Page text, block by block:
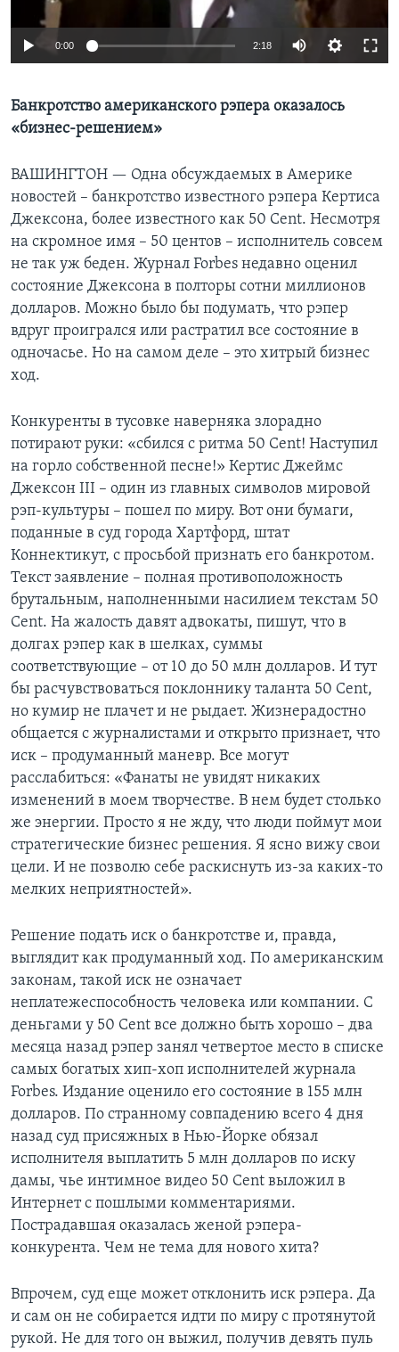
Learning English
0:00 2:18
Банкротство американского рэпера оказалось
«бизнес-решением»
ВАШИНГТОН — Одна обсуждаемых в Америке
новостей – банкротство известного рэпера Кертиса
Джексона, более известного как 50 Cent. Несмотря
на скромное имя – 50 центов – исполнитель совсем
не так уж беден. Журнал Forbes недавно оценил
состояние Джексона в полторы сотни миллионов
долларов. Можно было бы подумать, что рэпер
вдруг проигрался или растратил все состояние в
одночасье. Но на самом деле – это хитрый бизнес
ход.
Конкуренты в тусовке наверняка злорадно
потирают руки: «сбился с ритма 50 Cent! Наступил
на горло собственной песне!» Кертис Джеймс
Джексон III – один из главных символов мировой
рэп-культуры – пошел по миру. Вот они бумаги,
поданные в суд города Хартфорд, штат
Коннектикут, с просьбой признать его банкротом.
Текст заявление – полная противоположность
брутальным, наполненными насилием текстам 50
Cent. На жалость давят адвокаты, пишут, что в
долгах рэпер как в шелках, суммы
соответствующие – от 10 до 50 млн долларов. И тут
бы расчувствоваться поклоннику таланта 50 Cent,
но кумир не плачет и не рыдает. Жизнерадостно
общается с журналистами и открыто признает, что
иск – продуманный маневр. Все могут
расслабиться: «Фанаты не увидят никаких
изменений в моем творчестве. В нем будет столько
же энергии. Просто я не жду, что люди поймут мои
стратегические бизнес решения. Я ясно вижу свои
цели. И не позволю себе раскиснуть из-за каких-то
мелких неприятностей».
Решение подать иск о банкротстве и, правда,
выглядит как продуманный ход. По американским
законам, такой иск не означает
неплатежеспособность человека или компании. С
деньгами у 50 Cent все должно быть хорошо – два
месяца назад рэпер занял четвертое место в списке
самых богатых хип-хоп исполнителей журнала
Forbes. Издание оценило его состояние в 155 млн
долларов. По странному совпадению всего 4 дня
назад суд присяжных в Нью-Йорке обязал
исполнителя выплатить 5 млн долларов по иску
дамы, чье интимное видео 50 Cent выложил в
Интернет с пошлыми комментариями.
Пострадавшая оказалась женой рэпера-
конкурента. Чем не тема для нового хита?
Впрочем, суд еще может отклонить иск рэпера. Да
и сам он не собирается идти по миру с протянутой
рукой. Не для того он выжил, получив девять пуль